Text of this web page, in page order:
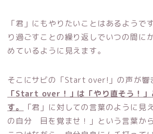
「君」にもやりたいことはあるようで
り過ごすことの繰り返しでいつの間に
めているように見えます。
そこにサビの「Start over!」の声が響
「Start over！」は「やり直そう！」
す。
「君」に対しての言葉のように見
の自分 目を覚ませ！」という言葉か